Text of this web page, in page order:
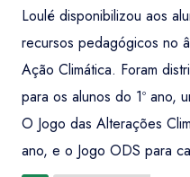
Loulé disponibilizou aos
recursos pedagógicos no
Ação Climática. Foram
para os alunos do 1º ano,
O Jogo das Alterações
ano, e o Jogo ODS para